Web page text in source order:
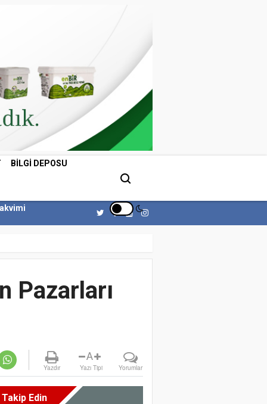
BILGI DEPOSU
Pazarları
Yazdır
A
Yazı Tipi Yorumlar
Edin